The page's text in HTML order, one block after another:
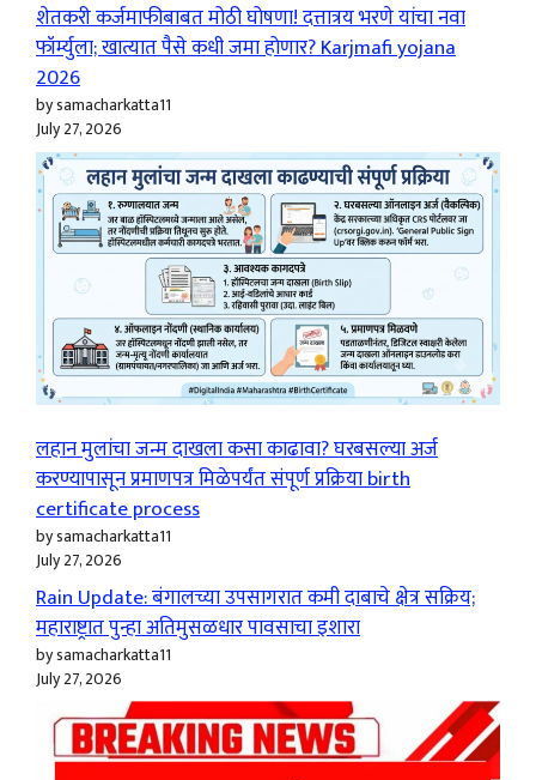
शेतकरी कर्जमाफीबाबत मोठी घोषणा! दत्तात्रय भरणे यांचा नवा
फॉर्म्युला; खात्यात पैसे कधी जमा होणार? Karjmafi yojana
2026
by samacharkatta11
July 27, 2026
लहान मुलांचा जन्म दाखला कसा काढावा? घरबसल्या अर्ज
करण्यापासून प्रमाणपत्र मिळेपर्यंत संपूर्ण प्रक्रिया birth
certificate process
by samacharkatta11
July 27, 2026
Rain Update: बंगालच्या उपसागरात कमी दाबाचे क्षेत्र सक्रिय;
महाराष्ट्रात पुन्हा अतिमुसळधार पावसाचा इशारा
by samacharkatta11
July 27, 2026